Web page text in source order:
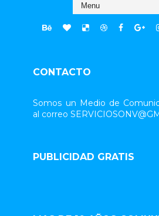
CONTACTO
Somos un Medio de
al correo
PUBLICIDAD GRATIS